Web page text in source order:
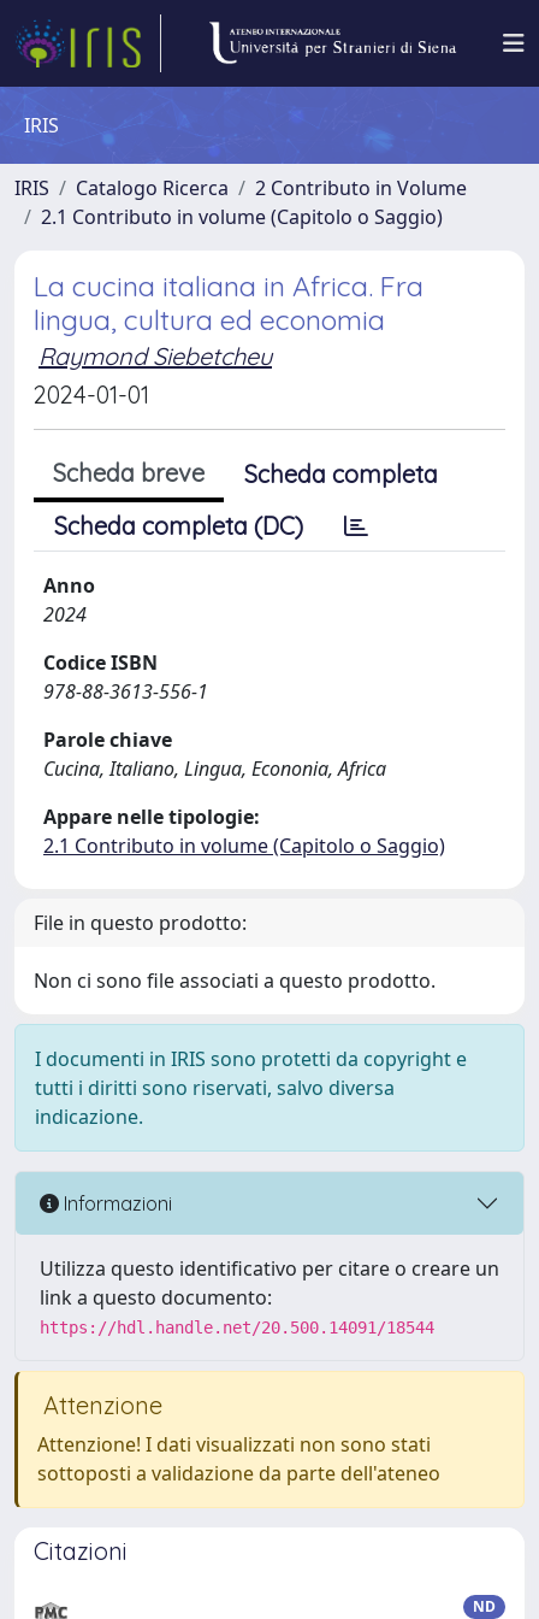
IRIS
IRIS Catalogo Ricerca
2 Contributo in Volume
2.1 Contributo in volume (Capitolo o Saggio)
La cucina italiana in Africa. Fra
lingua, cultura ed economia
Raymond Siebetcheu
2024-01-01
Scheda breve
Scheda completa
Scheda completa (DC)
Anno
2024
Codice ISBN
978-88-3613-556-1
Parole chiave
Cucina, Italiano, Lingua, Econonia, Africa
Appare nelle tipologie:
2.1 Contributo in volume (Capitolo o Saggio)
File in questo prodotto:
Non ci sono file associati a questo prodotto.
I documenti in IRIS sono protetti da copyright e
tutti i diritti sono riservati, salvo diversa
indicazione.
Informazioni
Utilizza questo identificativo per citare o creare un
link a questo documento:
https://hdl.handle.net/20.500.14091/18544
Attenzione
Attenzione! I dati visualizzati non sono stati
sottoposti a validazione da parte dell'ateneo
Citazioni
ND